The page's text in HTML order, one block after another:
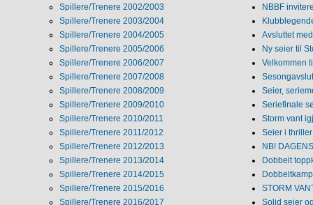
Spillere/Trenere 2002/2003
Spillere/Trenere 2003/2004
Spillere/Trenere 2004/2005
Spillere/Trenere 2005/2006
Spillere/Trenere 2006/2007
Spillere/Trenere 2007/2008
Spillere/Trenere 2008/2009
Spillere/Trenere 2009/2010
Spillere/Trenere 2010/2011
Spillere/Trenere 2011/2012
Spillere/Trenere 2012/2013
Spillere/Trenere 2013/2014
Spillere/Trenere 2014/2015
Spillere/Trenere 2015/2016
Spillere/Trenere 2016/2017
NBBF
Avsluttet
Ny seier til
Velkommen
Seier,
Seriefinale
Storm vant
Seier i
NB!
Dobbelt
STORM
Solid seier